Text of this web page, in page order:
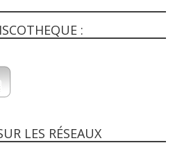
:
LES RÉSEAUX